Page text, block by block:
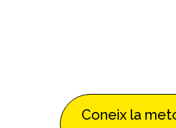
Coneix la